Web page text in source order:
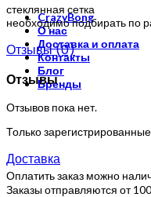
CrazyBong
О нас
Доставка и оплата
Контакты
Блог
Бренды
стеклянная сетка
необходимо подбирать по
Отзывы (0)
Отзывы
Отзывов пока нет.
Только
Доставка
Оплатить заказ можно
Заказы отправляются от